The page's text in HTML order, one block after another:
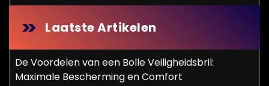
Laatste Artikelen
De Voordelen van een Bolle Veiligheidsbril:
Maximale Bescherming en Comfort